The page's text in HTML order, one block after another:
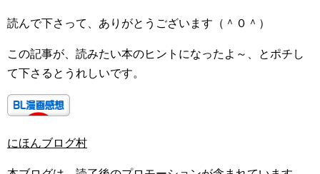
読んで下さって、ありがとうございます（＾０＾）
この記事が、読みたい本のヒントになったよ～、とポチし
て下さるとうれしいです。
にほんブログ村